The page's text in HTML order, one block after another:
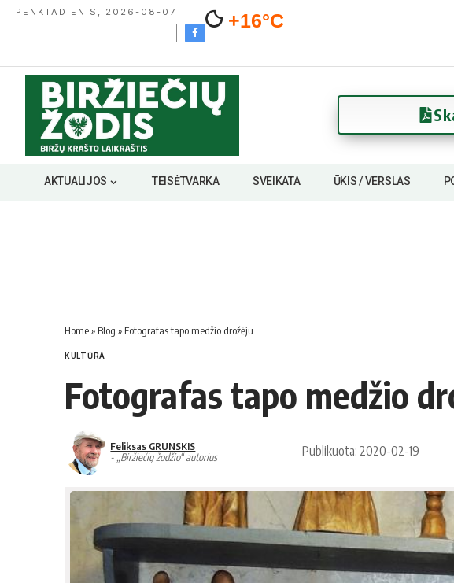
PENKTADIENIS, 2026-08-07 +16°C
AKTUALIJOS TEISĖTVARKA SVEIKATA ŪKIS / VERSLAS
Home» Blog » Fotografas tapo medžio drožėju
KULTŪRA
Fotografas tapo medžio
Feliksas GRUNSKIS
- „Biržiečių žodžio“ autorius
Publikuota: 2020-02-19